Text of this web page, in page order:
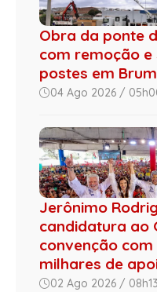
Obra da ponte
com remoção
postes em
04 Ago 2026 /
Jerônimo
candidatura ao
convenção
milhares de
02 Ago 2026 / 08h13